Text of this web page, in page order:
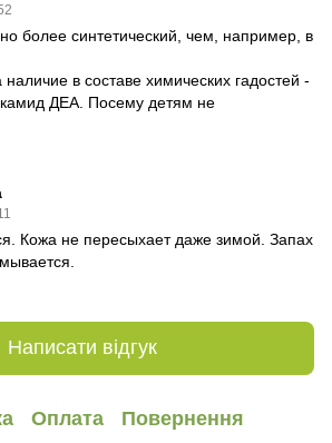
более синтетический, чем, например, в
в составе химических гадостей -
ДЕА. Посему детям не
Кожа не пересыхает даже зимой. Запах
Написати відгук
Оплата Повернення